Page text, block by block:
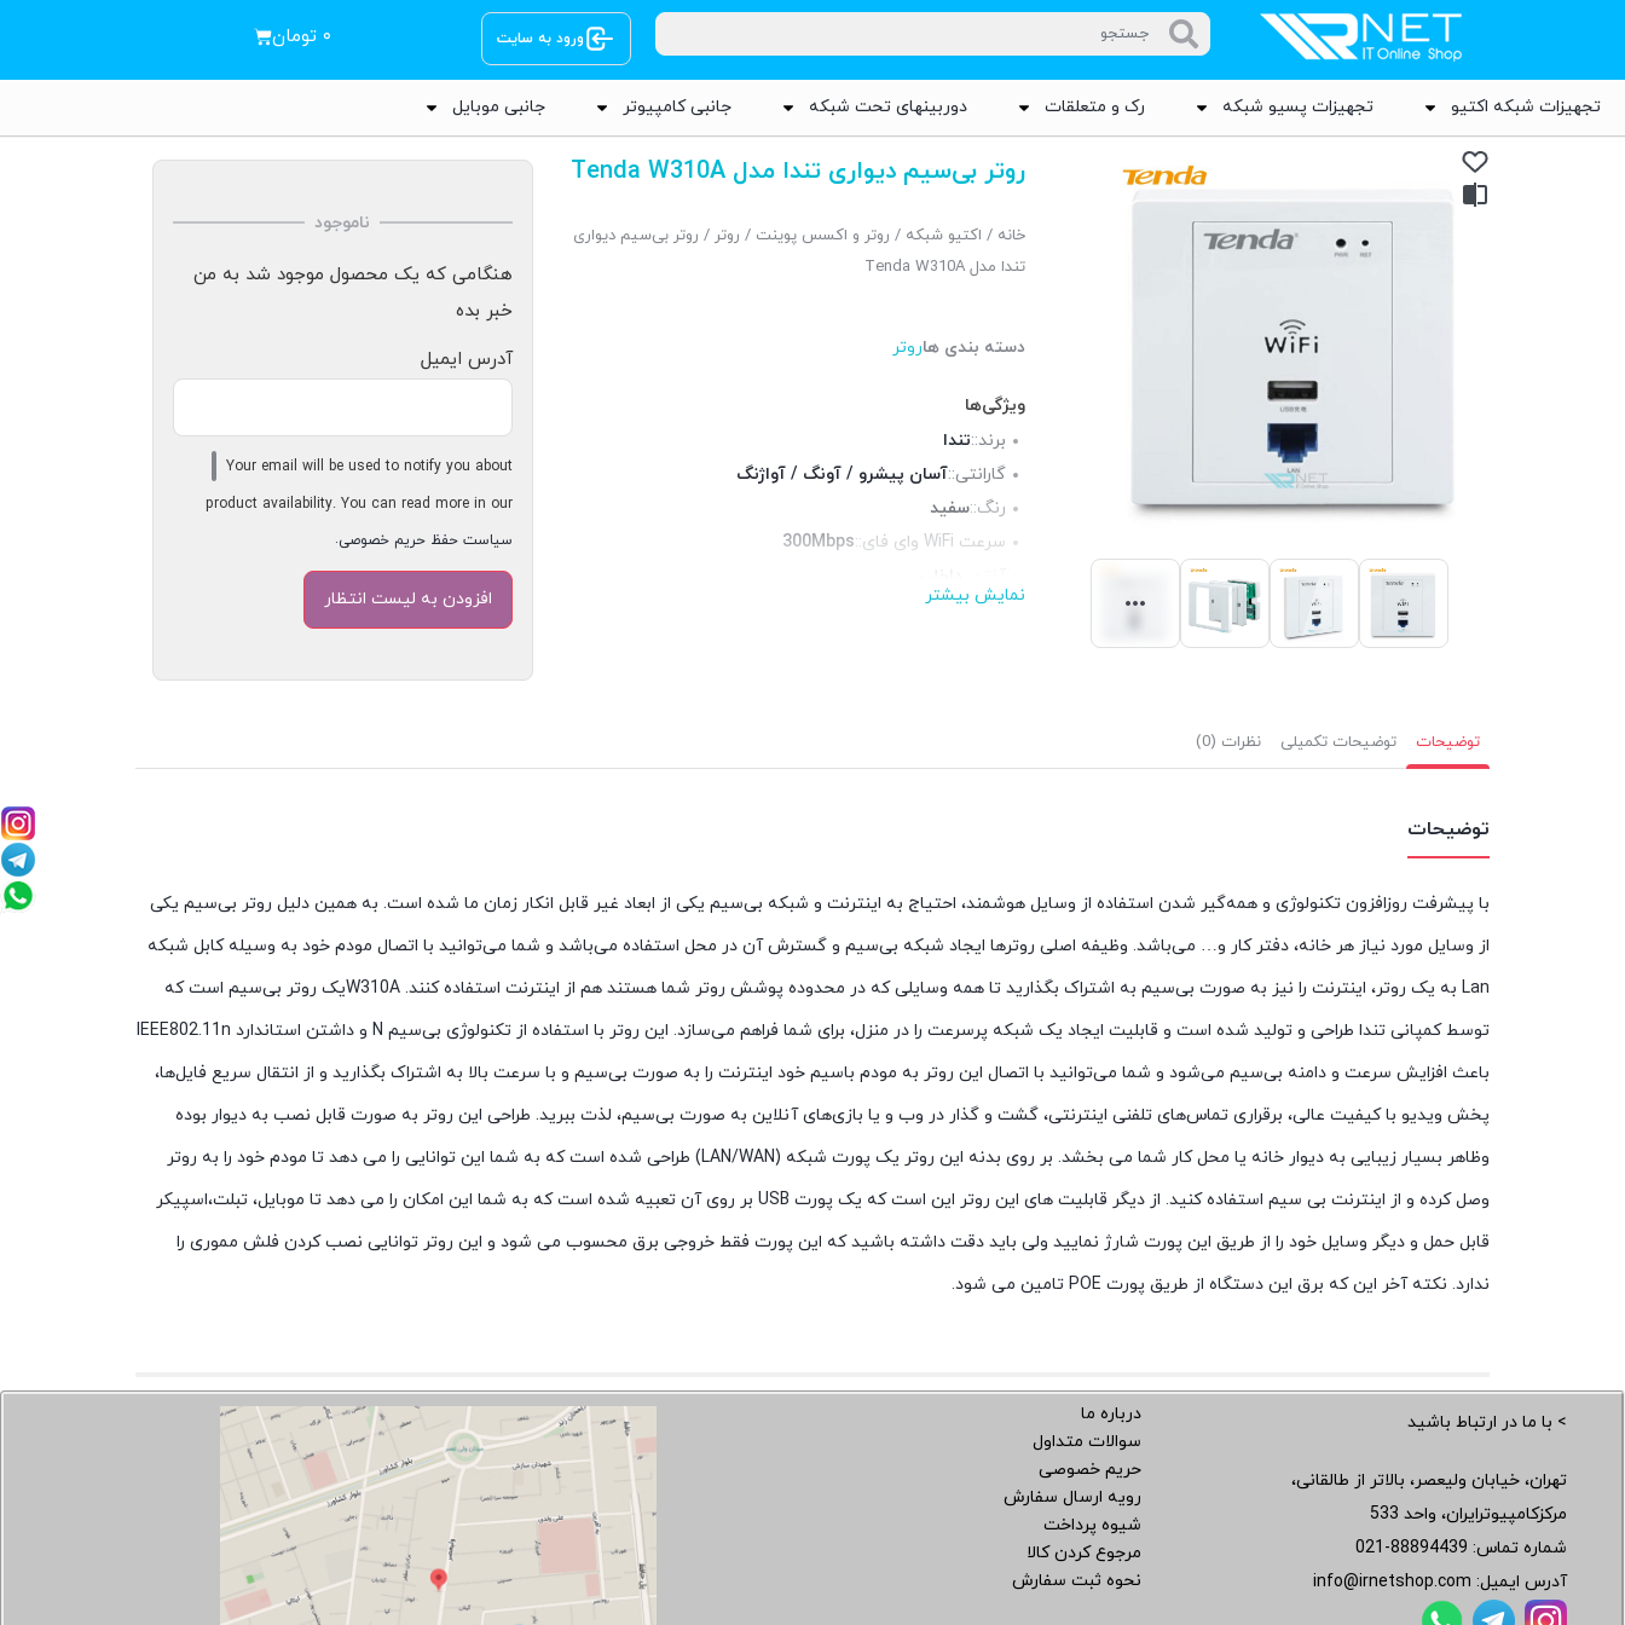
ورود به سایت ۰ تومان
تجهیزات شبکه اکتیو تجهیزات پسیو شبکه رک و متعلقات دوربینهای تحت شبکه جانبی کامپیوتر جانبی موبایل
روتر بی‌سیم دیواری تندا مدل Tenda W310A
خانه / اکتیو شبکه / روتر و اکسس پوینت / روتر / روتر بی‌سیم دیواری
تندا مدل Tenda W310A
دسته بندی هاروتر
ویژگی‌ها
برند::تندا
گارانتی::آسان پیشرو / آونگ / آواژنگ
رنگ::سفید
سرعت WiFi وای فای::
300Mbps
استانداردها::
نمایش بیشتر
ناموجود
هنگامی که یک محصول موجود شد به من
خبر بده
آدرس ایمیل
Your email will be used to notify you about
product availability. You can read more in our
سیاست حفظ حریم خصوصی.
توضیحات توضیحات تکمیلی نظرات (0)
توضیحات
با پیشرفت روزافزون تکنولوژی و همه‌گیر شدن استفاده از وسایل هوشمند، احتیاج به اینترنت و شبکه بی‌سیم یکی از ابعاد غیر قابل انکار زمان ما شده است. به همین دلیل روتر بی‌سیم یکی
از وسایل مورد نیاز هر خانه، دفتر کار و… می‌باشد. وظیفه اصلی روترها ایجاد شبکه بی‌سیم و گسترش آن در محل استفاده می‌باشد و شما می‌توانید با اتصال مودم خود به وسیله کابل شبکه
Lan به یک روتر، اینترنت را نیز به صورت بی‌سیم به اشتراک بگذارید تا همه وسایلی که در محدوده پوشش روتر شما هستند هم از اینترنت استفاده کنند. W310Aیک روتر بی‌سیم است که
توسط کمپانی تندا طراحی و تولید شده است و قابلیت ایجاد یک شبکه پرسرعت را در منزل، برای شما فراهم می‌سازد. این روتر با استفاده از تکنولوژی بی‌سیم N و داشتن استاندارد IEEE802.11n
باعث افزایش سرعت و دامنه بی‌سیم می‌شود و شما می‌توانید با اتصال این روتر به مودم باسیم خود اینترنت را به صورت بی‌سیم و با سرعت بالا به اشتراک بگذارید و از انتقال سریع فایل‌ها،
پخش ویدیو با کیفیت عالی، برقراری تماس‌های تلفنی اینترنتی، گشت و گذار در وب و یا بازی‌های آنلاین به صورت بی‌سیم، لذت ببرید. طراحی این روتر به صورت قابل نصب به دیوار بوده
وظاهر بسیار زیبایی به دیوار خانه یا محل کار شما می بخشد. بر روی بدنه این روتر یک پورت شبکه (LAN/WAN) طراحی شده است که به شما این توانایی را می دهد تا مودم خود را به روتر
وصل کرده و از اینترنت بی سیم استفاده کنید. از دیگر قابلیت های این روتر این است که یک پورت USB بر روی آن تعبیه شده است که به شما این امکان را می دهد تا موبایل، تبلت،اسپیکر
قابل حمل و دیگر وسایل خود را از طریق این پورت شارژ نمایید ولی باید دقت داشته باشید که این پورت فقط خروجی برق محسوب می شود و این روتر توانایی نصب کردن فلش مموری را
ندارد. نکته آخر این که برق این دستگاه از طریق پورت POE تامین می شود.
> با ما در ارتباط باشید
تهران، خیابان ولیعصر، بالاتر از طالقانی،
مرکزکامپیوترایران، واحد 533
شماره تماس: 021-88894439
آدرس ایمیل: info@irnetshop.com
درباره ما
سوالات متداول
حریم خصوصی
رویه ارسال سفارش
شیوه پرداخت
مرجوع کردن کالا
نحوه ثبت سفارش